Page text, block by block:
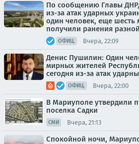
По сообщению Главы
из-за атак ударных
один человек, еще
получили ранения
ОФИЦ. Вчера, 22:09
Денис Пушилин: Один
мирных жителей
сегодня из-за атак
ОФИЦ. Вчера, 22:00
В Мариуполе утвердили
поселка Садки
СМИ Вчера, 21:13
Спокойной ночи,